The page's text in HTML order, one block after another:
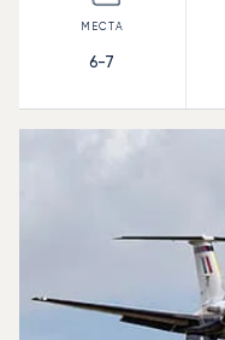
6-7